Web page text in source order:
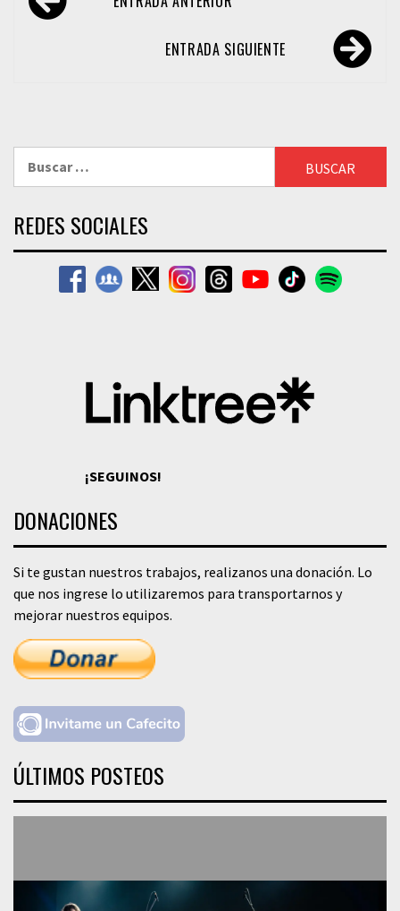
de
ENTRADA SIGUIENTE
REDES SOCIALES
¡SEGUINOS!
DONACIONES
Si te gustan nuestros trabajos, realizanos una donación. Lo
que nos ingrese lo utilizaremos para transportarnos y
mejorar nuestros equipos.
ÚLTIMOS POSTEOS